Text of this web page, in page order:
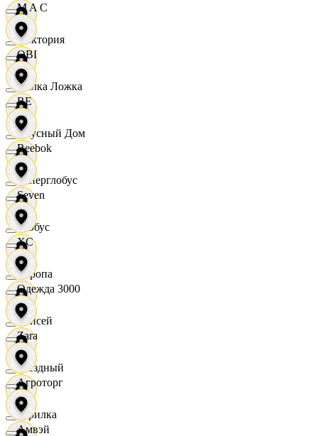
Виктория
Вилка Ложка
Вкусный Дом
Гиперглобус
Глобус
Европа
Елисей
Звездный
Горилка
M A C
OBI
RE
Reebok
Seven
XC
Одежда 3000
Zara
Агроторг
Амвэй